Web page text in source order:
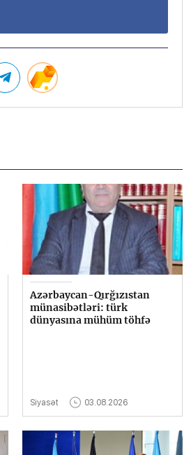
Azərbaycan-Qırğızıstan
münasibətləri: türk
dünyasına mühüm töhfə
Siyasət 03.08.2026